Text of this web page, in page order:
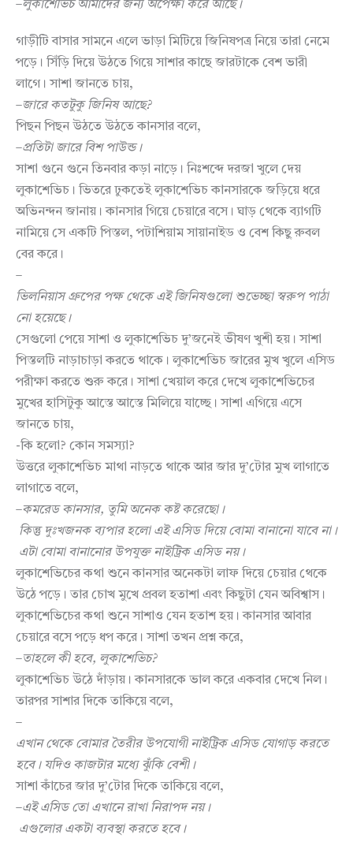
–লুকাশেভিচ আমাদের জন্য অপেক্ষা করে আছে।
গাড়ীটি বাসার সামনে এলে ভাড়া মিটিয়ে জিনিষপত্র নিয়ে তারা নেমে
পড়ে। সিঁড়ি দিয়ে উঠতে গিয়ে সাশার কাছে জারটাকে বেশ ভারী
লাগে। সাশা জানতে চায়,
–জারে কতটুকু জিনিষ আছে?
পিছন পিছন উঠতে উঠতে কানসার বলে,
–প্রতিটা জারে বিশ পাউন্ড।
সাশা গুনে গুনে তিনবার কড়া নাড়ে। নিঃশব্দে দরজা খুলে দেয়
লুকাশেভিচ। ভিতরে ঢুকতেই লুকাশেভিচ কানসারকে জড়িয়ে ধরে
অভিনন্দন জানায়। কানসার গিয়ে চেয়ারে বসে। ঘাড় থেকে ব্যাগটি
নামিয়ে সে একটি পিস্তল, পটাশিয়াম সায়ানাইড ও বেশ কিছু রুবল
বের করে।
–
ভিলনিয়াস গ্রুপের পক্ষ থেকে এই জিনিষগুলো শুভেচ্ছা স্বরুপ পাঠা
নো হয়েছে।
সেগুলো পেয়ে সাশা ও লুকাশেভিচ দু’জনেই ভীষণ খুশী হয়। সাশা
পিস্তলটি নাড়াচাড়া করতে থাকে। লুকাশেভিচ জারের মুখ খুলে এসিড
পরীক্ষা করতে শুরু করে। সাশা খেয়াল করে দেখে লুকাশেভিচের
মুখের হাসিটুকু আস্তে আস্তে মিলিয়ে যাচ্ছে। সাশা এগিয়ে এসে
জানতে চায়,
-কি হলো? কোন সমস্যা?
উত্তরে লুকাশেভিচ মাথা নাড়তে থাকে আর জার দু’টোর মুখ লাগাতে
লাগাতে বলে,
–কমরেড কানসার, তুমি অনেক কষ্ট করেছো।
কিন্তু দুঃখজনক ব্যপার হলো এই এসিড দিয়ে বোমা বানানো যাবে না।
এটা বোমা বানানোর উপযুক্ত নাইট্রিক এসিড নয়।
লুকাশেভিচের কথা শুনে কানসার অনেকটা লাফ দিয়ে চেয়ার থেকে
উঠে পড়ে। তার চোখ মুখে প্রবল হতাশা এবং কিছুটা যেন অবিশ্বাস।
লুকাশেভিচের কথা শুনে সাশাও যেন হতাশ হয়। কানসার আবার
চেয়ারে বসে পড়ে ধপ করে। সাশা তখন প্রশ্ন করে,
–তাহলে কী হবে, লুকাশেভিচ?
লুকাশেভিচ উঠে দাঁড়ায়। কানসারকে ভাল করে একবার দেখে নিল।
তারপর সাশার দিকে তাকিয়ে বলে,
–
এখান থেকে বোমার তৈরীর উপযোগী নাইট্রিক এসিড যোগাড় করতে
হবে। যদিও কাজটার মধ্যে ঝুঁকি বেশী।
সাশা কাঁচের জার দু’টোর দিকে তাকিয়ে বলে,
–এই এসিড তো এখানে রাখা নিরাপদ নয়।
এগুলোর একটা ব্যবস্থা করতে হবে।